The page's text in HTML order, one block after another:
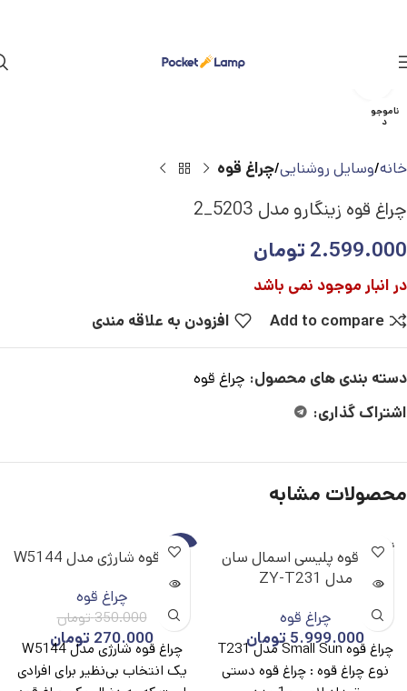
ناموجو
د
خانه وسایل روشنایی چراغ قوه
چراغ قوه زینگارو مدل 5203_2
2.599.000 تومان
در انبار موجود نمی باشد
Add to compare
افزودن به علاقه مندی
دسته بندی های محصول: چراغ قوه
اشتراک گذاری:
محصولات مشابه
ناموجو
د
چراغ قوه پلیسی اسمال سان
مدل ZY-T231
چراغ قوه
5.999.000 تومان
چراغ قوه Small Sun مدل T231
نوع چراغ قوه : چراغ قوه دستی
-23%
ناموجو
چراغ قوه شارژی مدل W5144
چراغ قوه
350.000تومان
270.000 تومانچراغ قوه شارژی مدل W5144
یک انتخاب بی‌نظیر برای افرادی